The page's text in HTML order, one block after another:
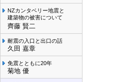
NZカンタベリー地震と
建築物の被害について
齊藤 賢二
耐震の入口と出口の話
久田 嘉章
免震とともに20年
菊地 優